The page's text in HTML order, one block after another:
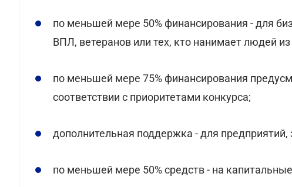
по меньшей мере 50% финансирования - для
ВПЛ, ветеранов или тех, кто нанимает людей из
по меньшей мере 75% финансирования
соответствии с приоритетами конкурса;
дополнительная поддержка - для
по меньшей мере 50% средств - на